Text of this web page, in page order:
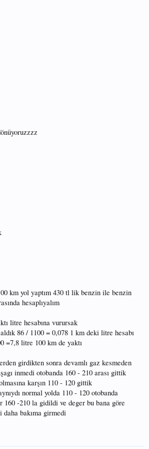
km yol yaptım 430 tl lik benzin ile benzin
hesaplıyalım
litre hesabına vurursak
86 / 1100 = 0,078 1 km deki litre hesabı
=7,8 litre 100 km de yaktı
girdikten sonra devamlı gaz kesmeden
inmedi otobanda 160 - 210 arası gittik
karşın 110 - 120 gittik
normal yolda 110 - 120 otobanda
160 -210 la gidildi ve deger bu bana göre
bakıma girmedi